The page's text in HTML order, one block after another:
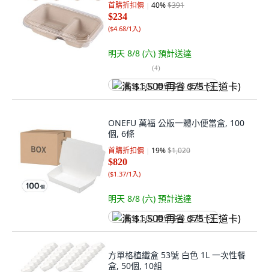
首購折扣價 40%$391
$234
($4.68/1入)
明天 8/8 (六) 預計送達
(4)
满 $1,500 再省 $75 (王道卡)
ONEFU 萬福 公版一體小便當盒, 100
個, 6條
首購折扣價 19%$1,020
$820
($1.37/1入)
明天 8/8 (六) 預計送達
满 $1,500 再省 $75 (王道卡)
方單格植纖盒 53號 白色 1L 一次性餐
盒, 50個, 10組